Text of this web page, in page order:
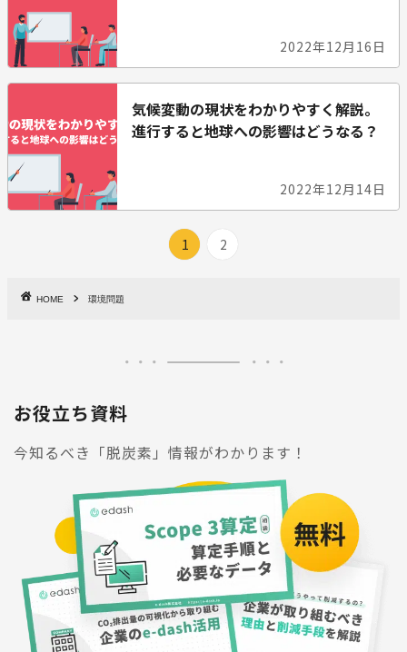
2022年12月16日
気候変動の現状をわかりやすく解説。
進行すると地球への影響はどうなる？
2022年12月14日
1 2
HOME 環境問題
お役立ち資料
今知るべき「脱炭素」情報がわかります！